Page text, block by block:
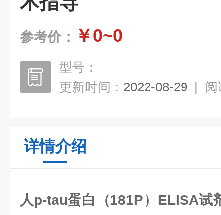
参考价： ￥0~0
型号：
更新时间： 2022-08-29 | 阅
详情介绍
人p-tau蛋白（181P）ELISA试